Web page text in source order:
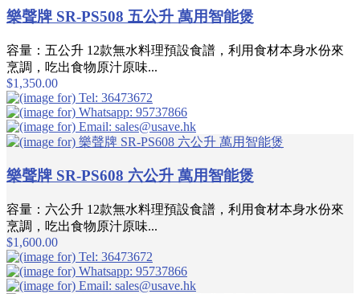
樂聲牌 SR-PS508 五公升 萬用智能煲
容量：五公升 12款無水料理預設食譜，利用食材本身水份來
烹調，吃出食物原汁原味...
$1,350.00
樂聲牌 SR-PS608 六公升 萬用智能煲
容量：六公升 12款無水料理預設食譜，利用食材本身水份來
烹調，吃出食物原汁原味...
$1,600.00